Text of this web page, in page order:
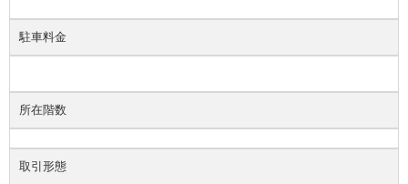
駐車料金
所在階数
取引形態